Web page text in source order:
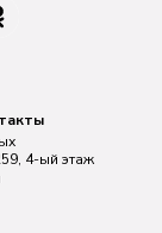
4-ый этаж